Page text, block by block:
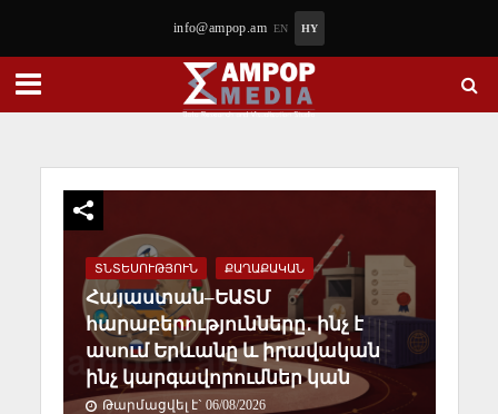
info@ampop.am EN HY
ՏՆՏԵՍՈՒԹՅՈՒՆ ՔԱՂԱՔԱԿԱՆ
Հայաստան–ԵԱՏՄ
հարաբերությունները․ ինչ է
ասում Երևանը և իրավական
ինչ կարգավորումներ կան
Թարմացվել է` 06/08/2026